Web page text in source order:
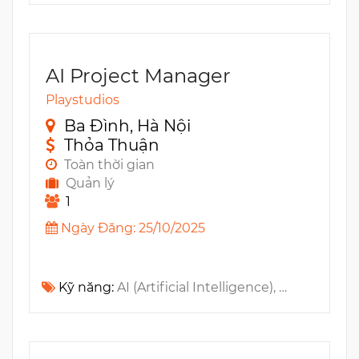
AI Project Manager
Playstudios
Ba Đình, Hà Nội
Thỏa Thuận
Toàn thời gian
Quản lý
1
Ngày Đăng: 25/10/2025
Kỹ năng: AI (Artificial Intelligence), GenAI, LLM, Jira, n8n, Zapier, Github, Confluence, Data Analysis, Slack, Make